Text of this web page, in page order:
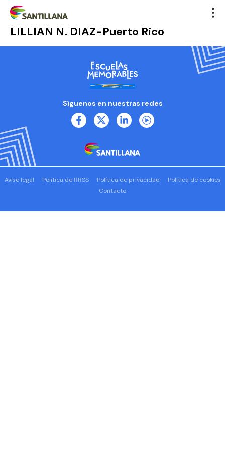
LILLIAN N. DIAZ-Puerto Rico
Síguenos en nuestras redes
Aviso legal Política de RRSS Política de privacidad
Política de cookies
Contacto